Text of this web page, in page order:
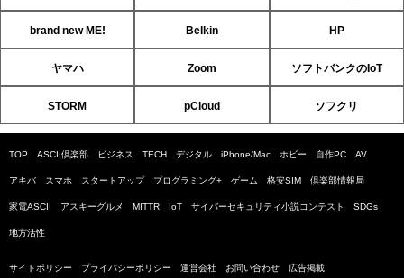
brand new ME! Belkin HP
ヤマハ Zoom ソフトバンクのIoT
STORM pCloud ソフクリ
TOP ASCII倶楽部 ビジネス TECH デジタル iPhone/Mac ホビー 自作PC AV
アキバ スマホ スタートアップ プログラミング+ ゲーム 格安SIM 倶楽部情報局
家電ASCII アスキーグルメ MITTR IoT サイバーセキュリティ小説コンテスト SDGs
地方活性
サイトポリシー プライバシーポリシー 運営会社 お問い合わせ 広告掲載